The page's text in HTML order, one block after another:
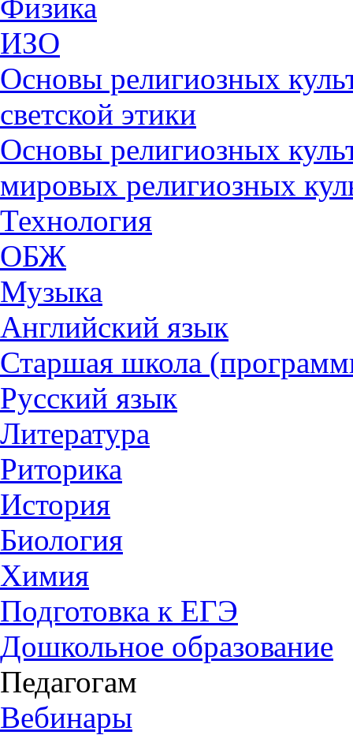
Физика
ИЗО
Основы религиозных
светской этики
Основы религиозных
мировых религиозных
Технология
ОБЖ
Музыка
Английский язык
Старшая школа
Русский язык
Литература
Риторика
История
Биология
Химия
Подготовка к ЕГЭ
Дошкольное образование
Педагогам
Вебинары